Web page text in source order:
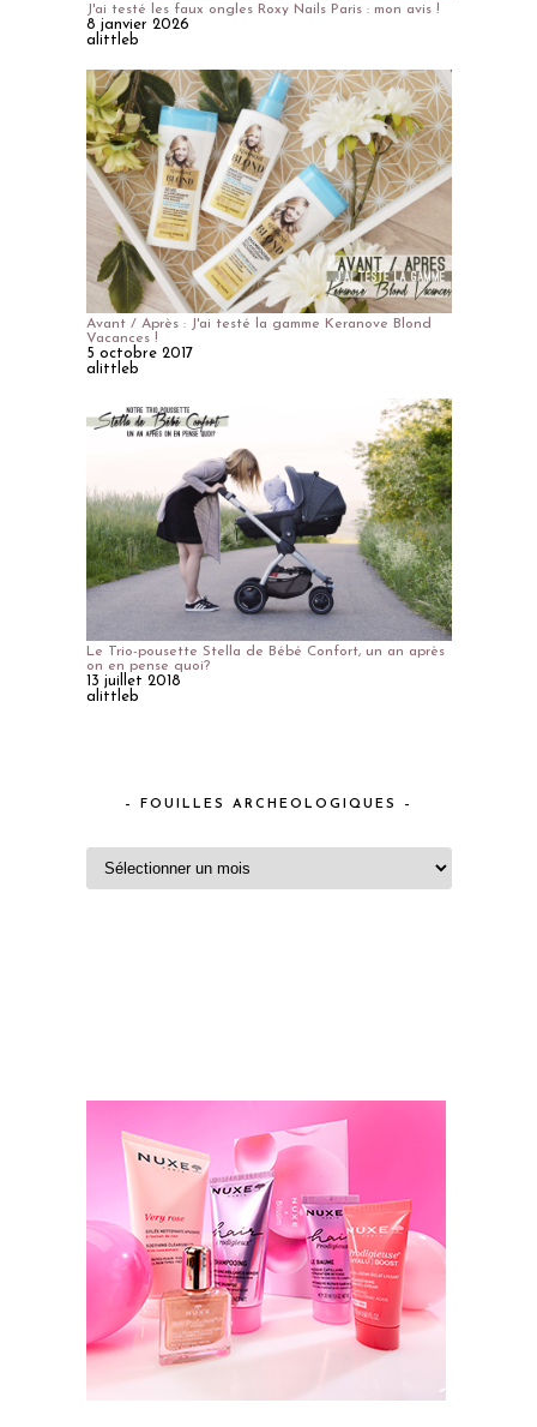
J'ai testé les faux ongles Roxy Nails Paris : mon avis !
8 janvier 2026
alittleb
Avant / Après : J'ai testé la gamme Keranove Blond
Vacances !
5 octobre 2017
alittleb
Le Trio-pousette Stella de Bébé Confort, un an après
on en pense quoi?
13 juillet 2018
alittleb
– FOUILLES ARCHEOLOGIQUES –